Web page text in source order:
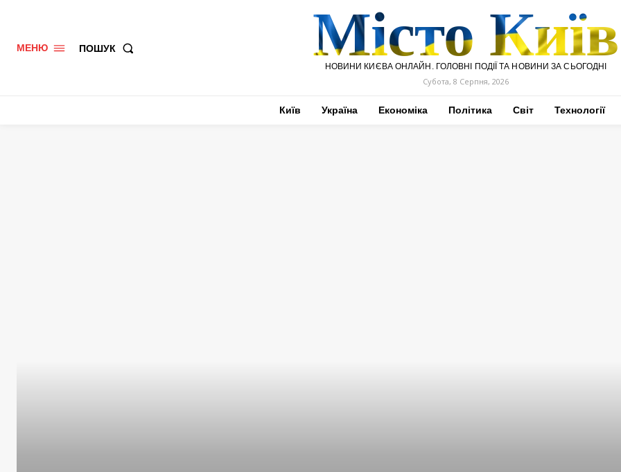
МЕНЮ ПОШУК Місто Київ
НОВИНИ КИЄВА ОНЛАЙН. ГОЛОВНІ ПОДІЇ ТА НОВИНИ ЗА СЬОГОДНІ
Субота, 8 Серпня, 2026
Київ Україна Економіка Політика Світ Технології